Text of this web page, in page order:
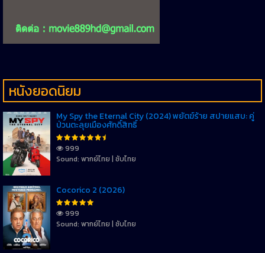
หนังยอดนิยม
My Spy the Eternal City (2024) พยัตฆ์ร้าย สปายแสบ: คู่
ป่วนตะลุยเมืองศักดิ์สิทธิ์
999
Sound: พากย์ไทย | ซับไทย
Cocorico 2 (2026)
999
Sound: พากย์ไทย | ซับไทย